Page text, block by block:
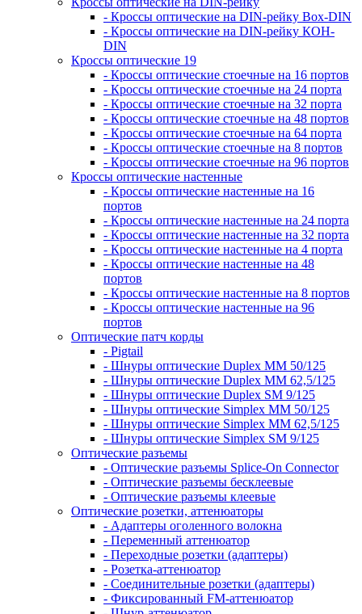
- Кроссы оптические на DIN-рейку Box-DIN
- Кроссы оптические на DIN-рейку КОН-
DIN
Кроссы оптические 19
- Кроссы оптические стоечные на 16 портов
- Кроссы оптические стоечные на 24 порта
- Кроссы оптические стоечные на 32 порта
- Кроссы оптические стоечные на 48 портов
- Кроссы оптические стоечные на 64 порта
- Кроссы оптические стоечные на 8 портов
- Кроссы оптические стоечные на 96 портов
Кроссы оптические настенные
- Кроссы оптические настенные на 16
портов
- Кроссы оптические настенные на 24 порта
- Кроссы оптические настенные на 32 порта
- Кроссы оптические настенные на 4 порта
- Кроссы оптические настенные на 48
портов
- Кроссы оптические настенные на 8 портов
- Кроссы оптические настенные на 96
портов
Оптические патч корды
- Pigtail
- Шнуры оптические Duplex MM 50/125
- Шнуры оптические Duplex MM 62,5/125
- Шнуры оптические Duplex SM 9/125
- Шнуры оптические Simplex MM 50/125
- Шнуры оптические Simplex MM 62,5/125
- Шнуры оптические Simplex SM 9/125
Оптические разъемы
- Оптические разъемы Splice-On Connector
- Оптические разъемы бесклеевые
- Оптические разъемы клеевые
Оптические розетки, аттенюаторы
- Адаптеры оголенного волокна
- Переменный аттенюатор
- Переходные розетки (адаптеры)
- Розетка-аттенюатор
- Соединительные розетки (адаптеры)
- Фиксированный FM-аттенюатор